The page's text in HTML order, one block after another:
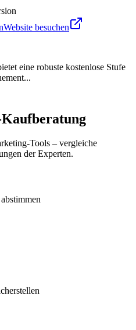
Website besuchen
eine robuste kostenlose Stufe
Tools – vergleiche
der Experten.